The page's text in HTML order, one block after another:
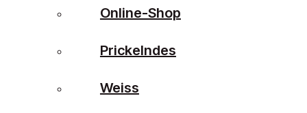
Online-Shop
Prickelndes
Weiss